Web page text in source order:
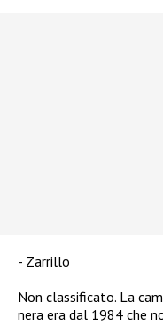
Zarrillo
Non classificato. La
nera era dal 1984 che